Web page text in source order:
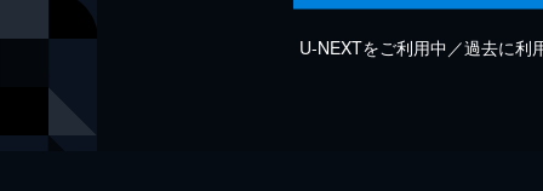
U-NEXTをご利用中／過去に利